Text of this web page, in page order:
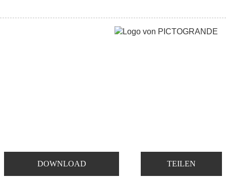
DOWNLOAD TEILEN